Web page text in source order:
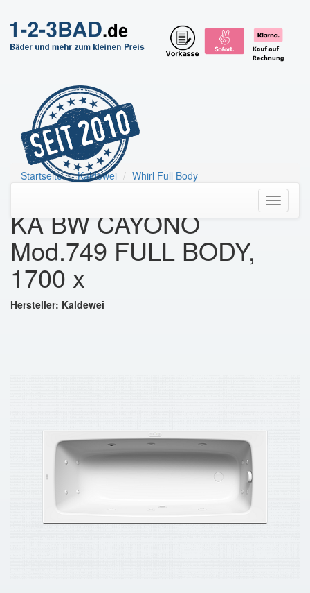
Toggle
Startseite Kaldewei
Whirl Full Body
KA BW CAYONO
Mod.749 FULL BODY,
1700 x
Hersteller: Kaldewei